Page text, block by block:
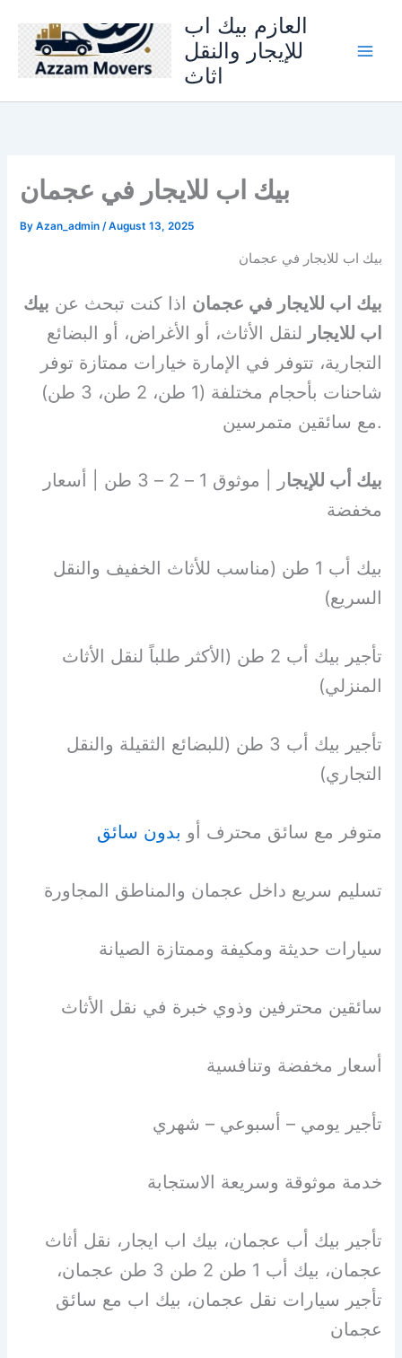
content
العازم بيك اب
للإيجار والنقل
اثاث
بيك اب للايجار في عجمان
ByAzan_admin/August 13, 2025
بيك اب للايجار في عجمان
بيك اب للايجار في عجمان اذا كنت تبحث عن بيك
اب للايجار لنقل الأثاث، أو الأغراض، أو البضائع
التجارية، تتوفر في الإمارة خيارات ممتازة توفر
شاحنات بأحجام مختلفة (1 طن، 2 طن، 3 طن)
مع سائقين متمرسين.
بيك أب للإيجا
ر | موثوق 1 – 2 – 3 طن | أسعار
مخفضة
بيك أب 1 طن (مناسب للأثاث الخفيف والنقل
السريع)
تأجير بيك أب 2 طن (الأكثر طلباً لنقل الأثاث
المنزلي)
تأجير بيك أب 3 طن (للبضائع الثقيلة والنقل
التجاري)
متوفر مع سائق محترف أو بدون سائق
تسليم سريع داخل عجمان والمناطق المجاورة
سيارات حديثة ومكيفة وممتازة الصيانة
سائقين محترفين وذوي خبرة في نقل الأثاث
أسعار مخفضة وتنافسية
تأجير يومي – أسبوعي – شهري
خدمة موثوقة وسريعة الاستجابة
تأجير بيك أب عجمان، بيك اب ايجار، نقل أثاث
عجمان، بيك أب 1 طن 2 طن 3 طن عجمان،
تأجير سيارات نقل عجمان، بيك اب مع سائق
عجمان